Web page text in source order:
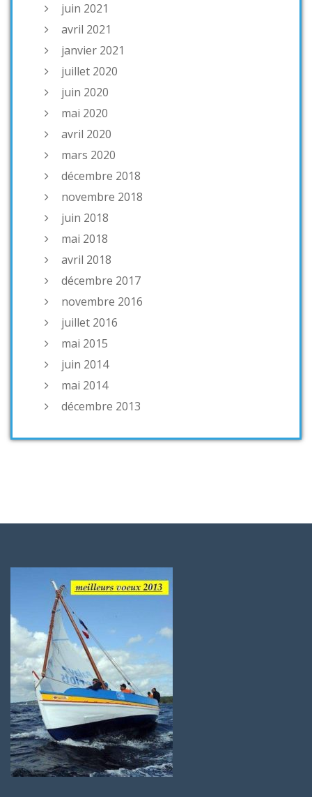
juin 2021
avril 2021
janvier 2021
juillet 2020
juin 2020
mai 2020
avril 2020
mars 2020
décembre 2018
novembre 2018
juin 2018
mai 2018
avril 2018
décembre 2017
novembre 2016
juillet 2016
mai 2015
juin 2014
mai 2014
décembre 2013